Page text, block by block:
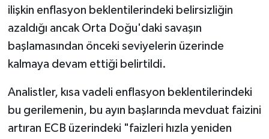
ilişkin enflasyon beklentilerindeki belirsizliğin
azaldığı ancak Orta Doğu'daki savaşın
başlamasından önceki seviyelerin üzerinde
kalmaya devam ettiği belirtildi.
Analistler, kısa vadeli enflasyon beklentilerindeki
bu gerilemenin, bu ayın başlarında mevduat faizini
artıran ECB üzerindeki "faizleri hızla yeniden